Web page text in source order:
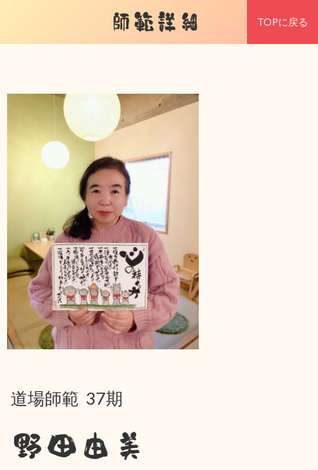
師範詳細 TOPに戻る
道場師範 37期
野田由美